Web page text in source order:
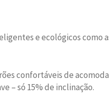
e ecológicos como
confortáveis de
– só 15% de inclinação.